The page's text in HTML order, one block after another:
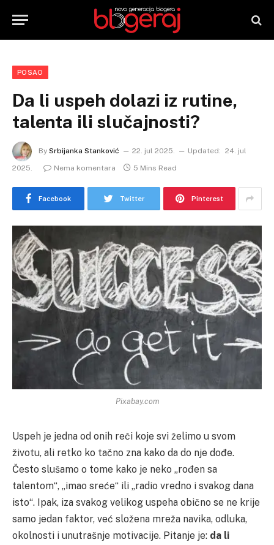
POSAO
Da li uspeh dolazi iz rutine,
talenta ili slučajnosti?
By Srbijanka Stanković 22. jul 2025. Updated: 24. jul
2025.
Nema komentara 5 Mins Read
Facebook Twitter Pinterest
Pixabay.com
Uspeh je jedna od onih reči koje svi želimo u svom
životu, ali retko ko tačno zna kako da do nje dođe.
Često slušamo o tome kako je neko „rođen sa
talentom“, „imao sreće“ ili „radio vredno i svakog dana
isto“. Ipak, iza svakog velikog uspeha obično se ne krije
samo jedan faktor, već složena mreža navika, odluka,
okolnosti i unutrašnje motivacije. Pitanje je: da li